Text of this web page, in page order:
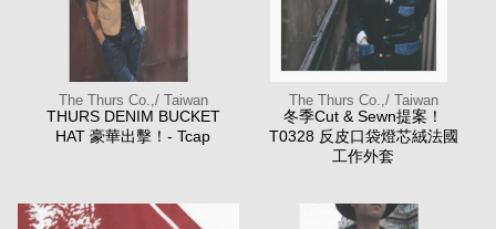
The Thurs Co.,/ Taiwan
THURS DENIM BUCKET
HAT 豪華出擊！- Tcap
The Thurs Co.,/ Taiwan
冬季Cut & Sewn提案！
T0328 反皮口袋燈芯絨法國
工作外套